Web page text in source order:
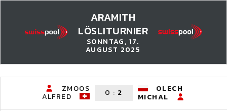
ARAMITH
LÖSLITURNIER
SONNTAG, 17.
AUGUST 2025
ZMOOS
ALFRED 0 : 2
OLECH
MICHAL